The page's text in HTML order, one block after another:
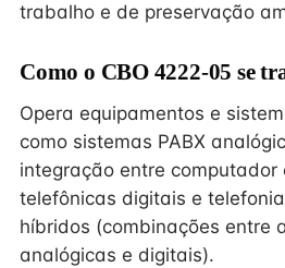
trabalho e de preservação
Como o CBO 4222-05 se
Opera equipamentos e
como sistemas PABX
integração entre
telefônicas digitais e
híbridos (combinações entre
analógicas e digitais).